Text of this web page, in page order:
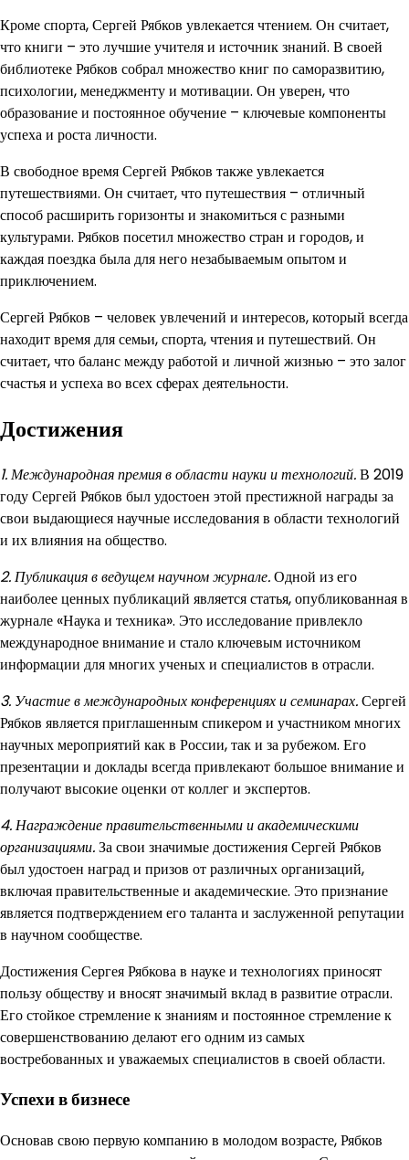
Кроме спорта, Сергей Рябков увлекается чтением. Он считает,
что книги – это лучшие учителя и источник знаний. В своей
библиотеке Рябков собрал множество книг по саморазвитию,
психологии, менеджменту и мотивации. Он уверен, что
образование и постоянное обучение – ключевые компоненты
успеха и роста личности.
В свободное время Сергей Рябков также увлекается
путешествиями. Он считает, что путешествия – отличный
способ расширить горизонты и знакомиться с разными
культурами. Рябков посетил множество стран и городов, и
каждая поездка была для него незабываемым опытом и
приключением.
Сергей Рябков – человек увлечений и интересов, который всегда
находит время для семьи, спорта, чтения и путешествий. Он
считает, что баланс между работой и личной жизнью – это залог
счастья и успеха во всех сферах деятельности.
Достижения
1. Международная премия в области науки и технологий.В 2019
году Сергей Рябков был удостоен этой престижной награды за
свои выдающиеся научные исследования в области технологий
и их влияния на общество.
2. Публикация в ведущем научном журнале.Одной из его
наиболее ценных публикаций является статья, опубликованная в
журнале «Наука и техника». Это исследование привлекло
международное внимание и стало ключевым источником
информации для многих ученых и специалистов в отрасли.
3. Участие в международных конференциях и семинарах.Сергей
Рябков является приглашенным спикером и участником многих
научных мероприятий как в России, так и за рубежом. Его
презентации и доклады всегда привлекают большое внимание и
получают высокие оценки от коллег и экспертов.
4. Награждение правительственными и академическими
организациями.За свои значимые достижения Сергей Рябков
был удостоен наград и призов от различных организаций,
включая правительственные и академические. Это признание
является подтверждением его таланта и заслуженной репутации
в научном сообществе.
Достижения Сергея Рябкова в науке и технологиях приносят
пользу обществу и вносят значимый вклад в развитие отрасли.
Его стойкое стремление к знаниям и постоянное стремление к
совершенствованию делают его одним из самых
востребованных и уважаемых специалистов в своей области.
Успехи в бизнесе
Основав свою первую компанию в молодом возрасте, Рябков